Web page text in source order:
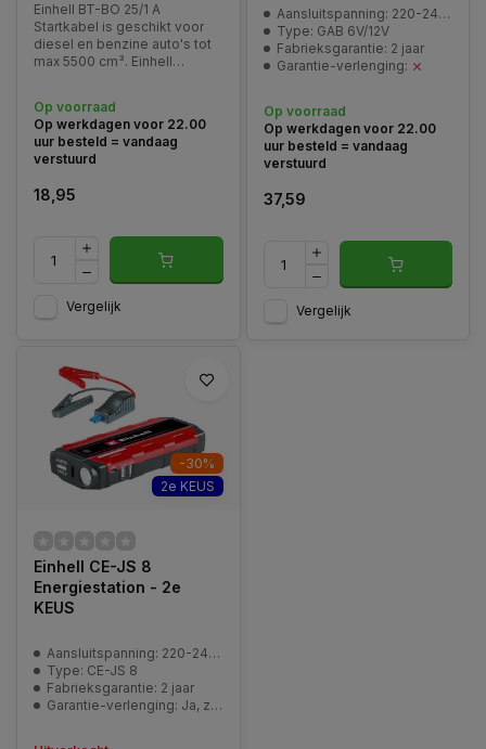
Einhell BT-BO 25/1 A
Startkabel is geschikt voor
diesel en benzine auto's tot
max 5500 cm³. Einhell
genoemd.
Op voorraad
Op werkdagen voor 22.00
uur besteld = vandaag
verstuurd
18,95
Vergelijk
Aansluitspanning: 220-240 V | 50 Hz
Type: GAB 6V/12V
Fabrieksgarantie: 2 jaar
Garantie-verlenging:
Op voorraad
Op werkdagen voor 22.00
uur besteld = vandaag
verstuurd
37,59
Vergelijk
-30%
2e KEUS
Einhell CE-JS 8
Energiestation - 2e
KEUS
Aansluitspanning: 220-240 V | 50 Hz
Type: CE-JS 8
Fabrieksgarantie: 2 jaar
Garantie-verlenging: Ja, zie pagina | Service en garantie